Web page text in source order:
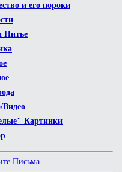
и его пороки
Питье
Видео
Картинки
Письма